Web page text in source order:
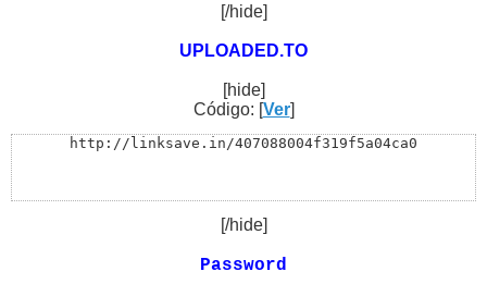
[/hide]
UPLOADED.TO
[hide]
Código: [Ver]
http://linksave.in/407088004f319f5a04ca0
[/hide]
Password